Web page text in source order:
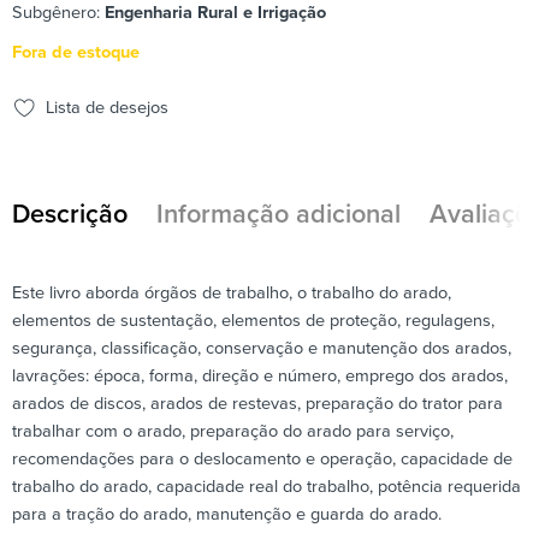
Subgênero: Engenharia Rural e Irrigação
Fora de estoque
Lista de desejos
Descrição Informação adicional
Este livro aborda órgãos de trabalho, o trabalho do arado,
elementos de sustentação, elementos de proteção, regulagens,
segurança, classificação, conservação e manutenção dos arados,
lavrações: época, forma, direção e número, emprego dos arados,
arados de discos, arados de restevas, preparação do trator para
trabalhar com o arado, preparação do arado para serviço,
recomendações para o deslocamento e operação, capacidade de
trabalho do arado, capacidade real do trabalho, potência requerida
para a tração do arado, manutenção e guarda do arado.